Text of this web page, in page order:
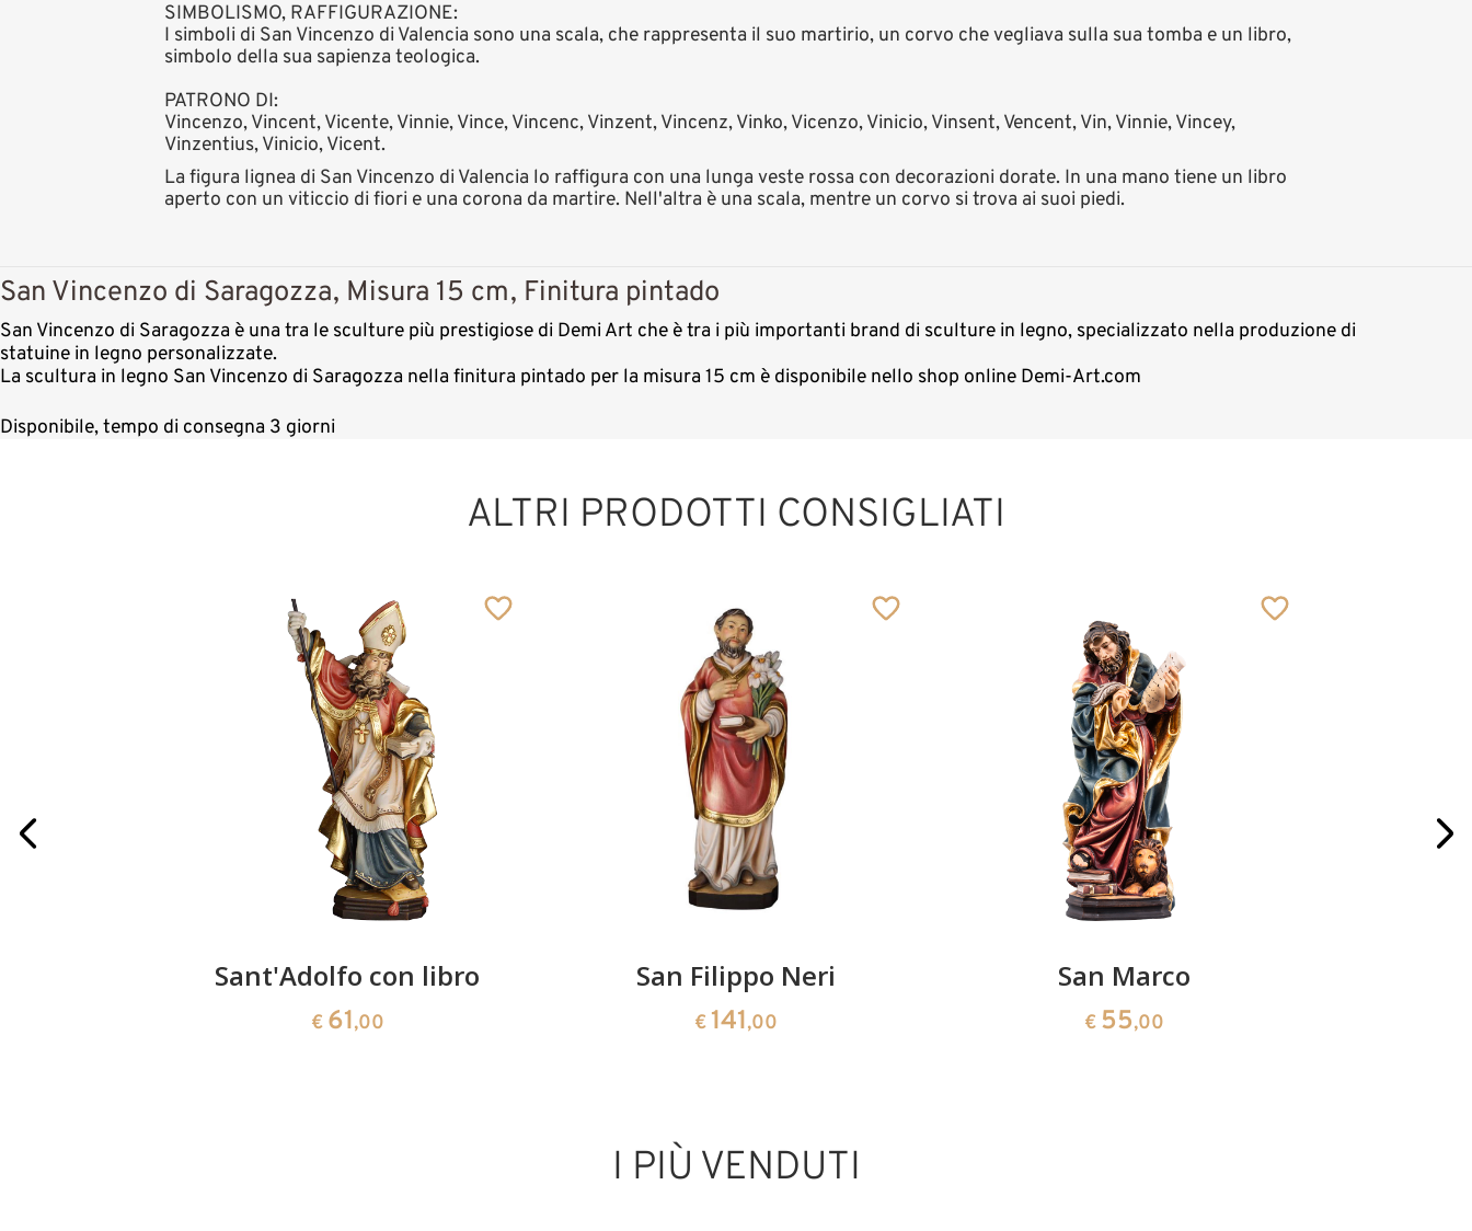
Aggiunto al carrello
SIMBOLISMO, RAFFIGURAZIONE:
I simboli di San Vincenzo di Valencia sono una scala, che rappresenta il suo martirio, un corvo che vegliava sulla sua tomba e un libro,
simbolo della sua sapienza teologica.
PATRONO DI:
Vincenzo, Vincent, Vicente, Vinnie, Vince, Vincenc, Vinzent, Vincenz, Vinko, Vicenzo, Vinicio, Vinsent, Vencent, Vin, Vinnie, Vincey,
Vinzentius, Vinicio, Vicent.
La figura lignea di San Vincenzo di Valencia lo raffigura con una lunga veste rossa con decorazioni dorate. In una mano tiene un libro
aperto con un viticcio di fiori e una corona da martire. Nell'altra è una scala, mentre un corvo si trova ai suoi piedi.
San Vincenzo di Saragozza, Misura 15 cm, Finitura pintado
San Vincenzo di Saragozza è una tra le sculture più prestigiose di Demi Art che è tra i più importanti brand di sculture in legno, specializzato nella produzione di
statuine in legno personalizzate.
La scultura in legno San Vincenzo di Saragozza nella finitura pintado per la misura 15 cm è disponibile nello shop online Demi-Art.com
Disponibile, tempo di consegna 3 giorni
ALTRI PRODOTTI CONSIGLIATI
Sant'Adolfo con libro
€ 61,00
San Filippo Neri
€ 141,00
San Marco
€ 55,00
I PIÙ VENDUTI